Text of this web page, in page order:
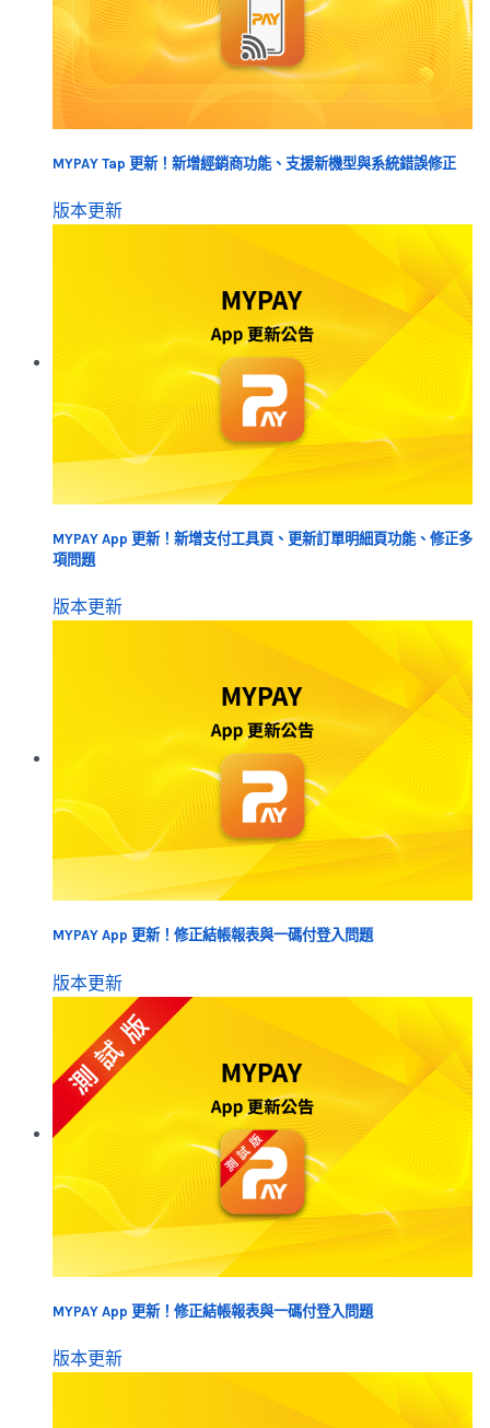
MYPAY Tap 更新！新增經銷商功能、支援新機型與系統錯誤修正
版本更新
MYPAY App 更新！新增支付工具頁、更新訂單明細頁功能、修正多
項問題
版本更新
MYPAY App 更新！修正結帳報表與一碼付登入問題
版本更新
MYPAY App 更新！修正結帳報表與一碼付登入問題
版本更新